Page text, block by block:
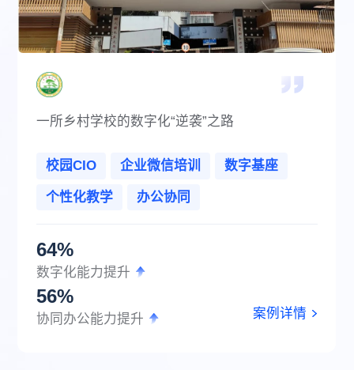
一所乡村学校的数字化“逆袭”之路
校园CIO 企业微信培训 数字基座
个性化教学 办公协同
64%
数字化能力提升
56%
协同办公能力提升 案例详情